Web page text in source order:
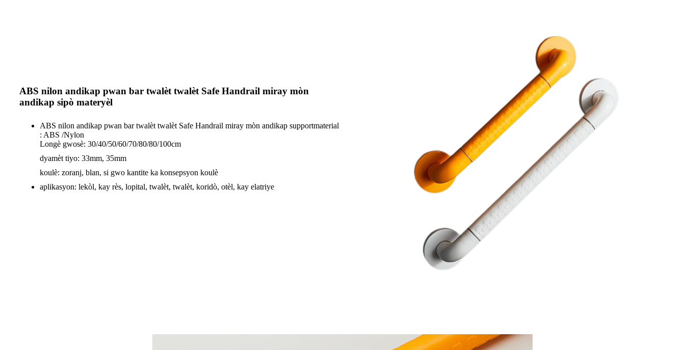
ABS nilon andikap pwan bar twalèt twalèt Safe Handrail miray mòn
andikap sipò materyèl
ABS nilon andikap pwan bar twalèt twalèt Safe Handrail miray mòn andikap supportmaterial
: ABS /Nylon
Longè gwosè: 30/40/50/60/70/80/80/100cm
dyamèt tiyo: 33mm, 35mm
koulè: zoranj, blan, si gwo kantite ka konsepsyon koulè
aplikasyon: lekòl, kay rès, lopital, twalèt, twalèt, koridò, otèl, kay elatriye